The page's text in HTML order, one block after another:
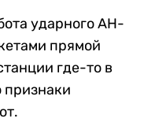
ударного AH-
прямой
где-то в
признаки